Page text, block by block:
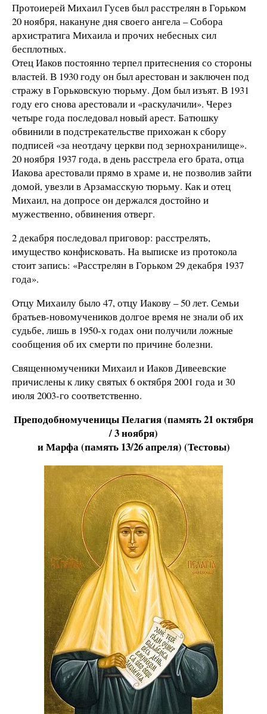
Протоиерей Михаил Гусев был расстрелян в Горьком
20 ноября, накануне дня своего ангела – Собора
архистратига Михаила и прочих небесных сил
бесплотных.
Отец Иаков постоянно терпел притеснения со стороны
властей. В 1930 году он был арестован и заключен под
стражу в Горьковскую тюрьму. Дом был изъят. В 1931
году его снова арестовали и «раскулачили». Через
четыре года последовал новый арест. Батюшку
обвинили в подстрекательстве прихожан к сбору
подписей «за неотдачу церкви под зернохранилище».
20 ноября 1937 года, в день расстрела его брата, отца
Иакова арестовали прямо в храме и, не позволив зайти
домой, увезли в Арзамасскую тюрьму. Как и отец
Михаил, на допросе он держался достойно и
мужественно, обвинения отверг.
2 декабря последовал приговор: расстрелять,
имущество конфисковать. На выписке из протокола
стоит запись: «Расстрелян в Горьком 29 декабря 1937
года».
Отцу Михаилу было 47, отцу Иакову – 50 лет. Семьи
братьев-новомучеников долгое время не знали об их
судьбе, лишь в 1950-х годах они получили ложные
сообщения об их смерти по причине болезни.
Священномученики Михаил и Иаков Дивеевские
причислены к лику святых 6 октября 2001 года и 30
июля 2003-го соответственно.
Преподобномученицы Пелагия (память 21 октября
/ 3 ноября)
и Марфа (память 13/26 апреля) (Тестовы)